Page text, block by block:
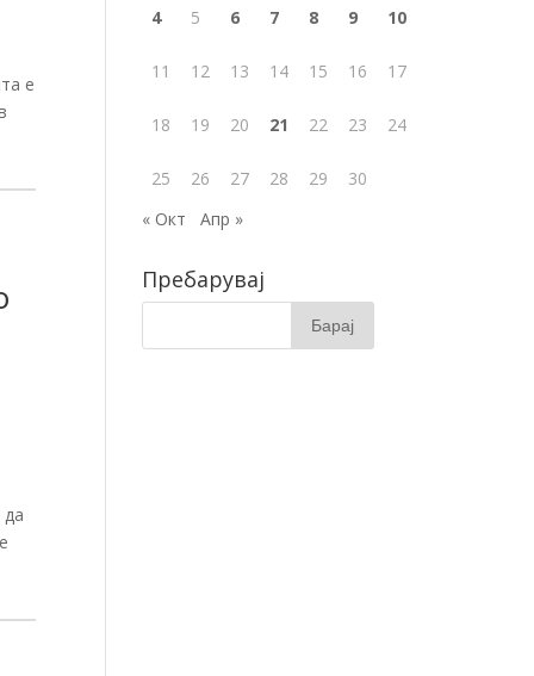
е
4 5 6 7 8 9 10
11 12 13 14 15 16 17
18 19 20 21 22 23 24
25 26 27 28 29
30
« Окт
Апр »
Пребарувај